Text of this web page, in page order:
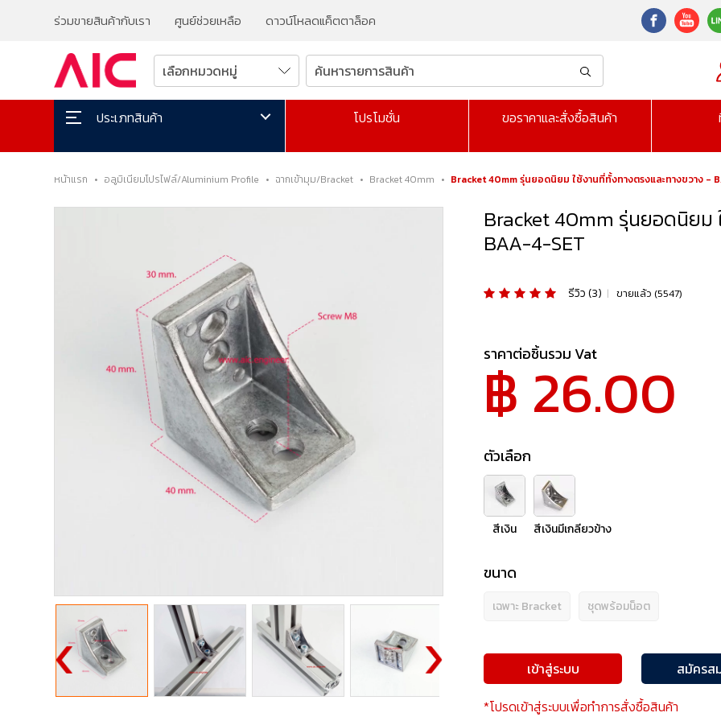
ร่วมขายสินค้ากับเรา ศูนย์ช่วยเหลือ ดาวน์โหลดแค็ตตาล็อค
ประเภทสินค้า โปรโมชั่น ขอราคาและสั่งซื้อสินค้า
หน้าแรก • อลูมิเนียมโปรไฟล์/Aluminium Profile • ฉากเข้ามุม/Bracket • Bracket 40mm • Bracket 40mm รุ่นยอดนิยม ใช้งานที่ทั้งทางตรงและทางขวาง -
Bracket 40mm รุ่นยอดนิยม
BAA-4-SET
รีวิว (3) | ขายแล้ว (5547)
ราคาต่อชิ้นรวม Vat
฿ 26.00
ตัวเลือก
สีเงิน สีเงินมีเกลียวข้าง
ขนาด
เฉพาะ Bracket ชุดพร้อมน็อต
เข้าสู่ระบบ
สมัครส
*โปรดเข้าสู่ระบบเพื่อทำการสั่งซื้อสินค้า